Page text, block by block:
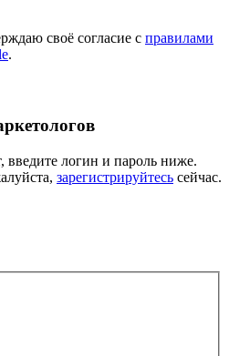
своё согласие с правилами
.
введите логин и пароль ниже.
зарегистрируйтесь сейчас.